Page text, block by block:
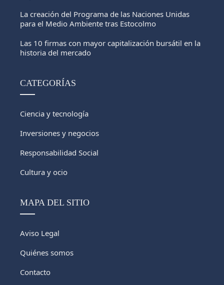
La creación del Programa de las Naciones Unidas
para el Medio Ambiente tras Estocolmo
Las 10 firmas con mayor capitalización bursátil en la
historia del mercado
CATEGORÍAS
Ciencia y tecnología
Inversiones y negocios
Responsabilidad Social
Cultura y ocio
MAPA DEL SITIO
Aviso Legal
Quiénes somos
Contacto